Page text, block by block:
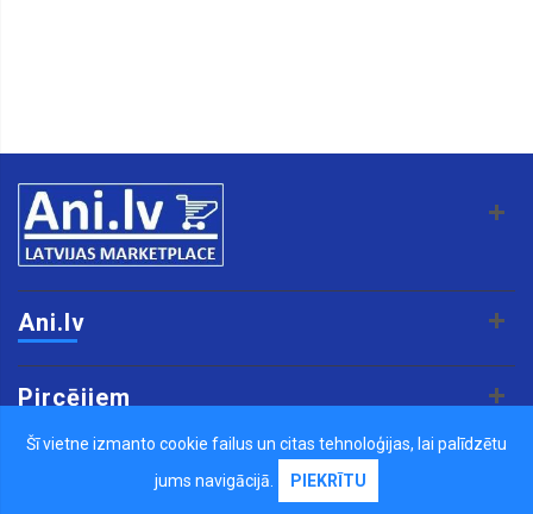
Ani.lv
Pircējiem
Pārdevējiem
Šī vietne izmanto cookie failus un citas tehnoloģijas, lai palīdzētu
jums navigācijā.
PIEKRĪTU